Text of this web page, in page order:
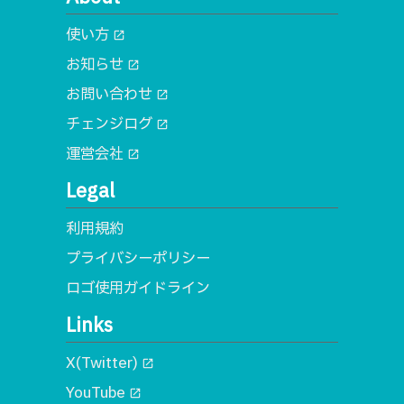
使い方 open_in_new
お知らせ open_in_new
お問い合わせ open_in_new
チェンジログ open_in_new
運営会社 open_in_new
Legal
利用規約
プライバシーポリシー
ロゴ使用ガイドライン
Links
X(Twitter) open_in_new
YouTube open_in_new